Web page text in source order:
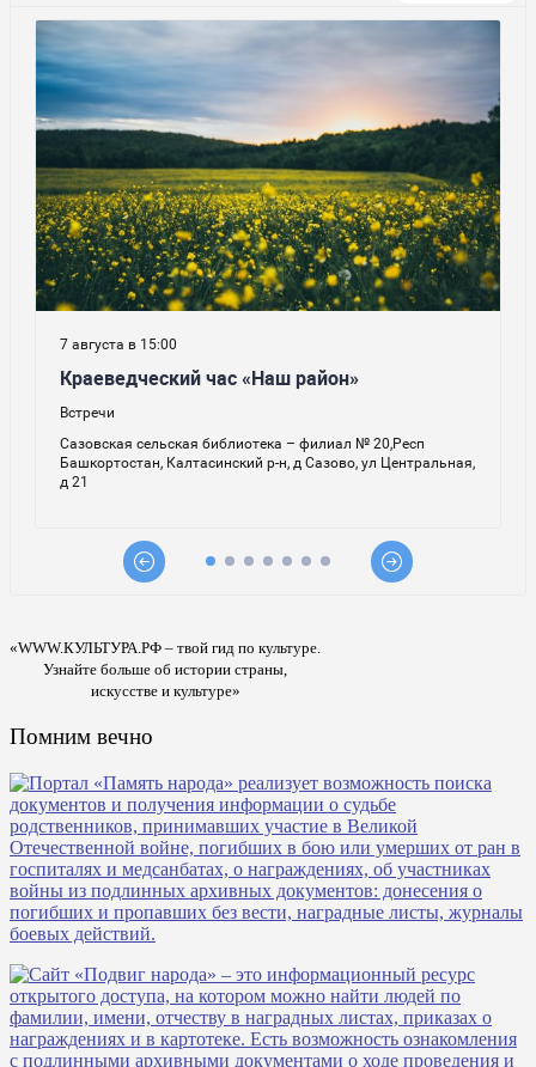
«WWW.КУЛЬТУРА.РФ – твой гид по культуре.
Узнайте больше об истории страны,
искусстве и культуре»
Помним вечно